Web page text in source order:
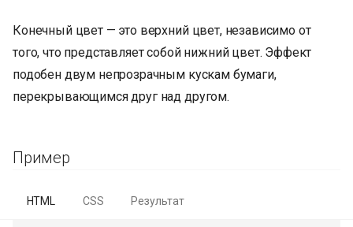
Конечный цвет — это верхний цвет, независимо от
того, что представляет собой нижний цвет. Эффект
подобен двум непрозрачным кускам бумаги,
перекрывающимся друг над другом.
Пример
HTML CSS Результат